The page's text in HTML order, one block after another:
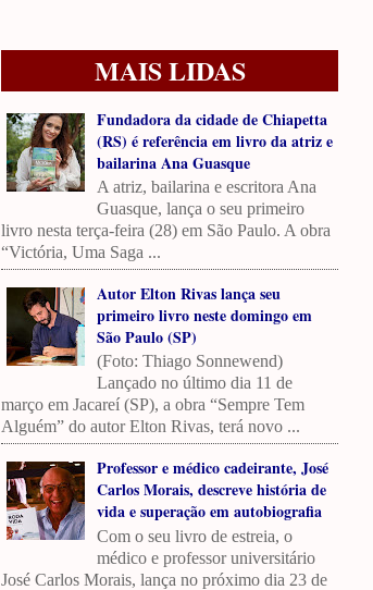
MAIS LIDAS
Fundadora da cidade de Chiapetta
(RS) é referência em livro da atriz e
bailarina Ana Guasque
A atriz, bailarina e escritora Ana
Guasque, lança o seu primeiro
livro nesta terça-feira (28) em São Paulo. A obra
“Victória, Uma Saga ...
Autor Elton Rivas lança seu
primeiro livro neste domingo em
São Paulo (SP)
(Foto: Thiago Sonnewend)
Lançado no último dia 11 de
março em Jacareí (SP), a obra “Sempre Tem
Alguém” do autor Elton Rivas, terá novo ...
Professor e médico cadeirante, José
Carlos Morais, descreve história de
vida e superação em autobiografia
Com o seu livro de estreia, o
médico e professor universitário
José Carlos Morais, lança no próximo dia 23 de